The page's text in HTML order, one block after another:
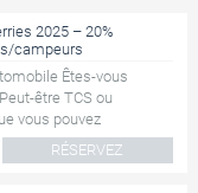
2025 – 20%
campeurs
Êtes-vous
être TCS ou
vous pouvez
RÉSERVEZ